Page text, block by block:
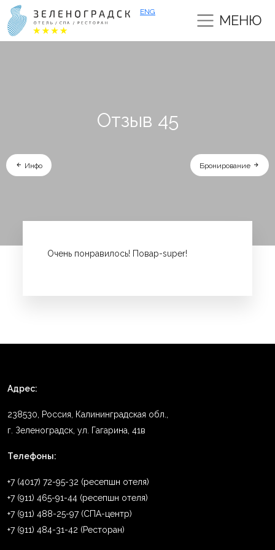
ENG
МЕНЮ
Отзыв 45
Инфо Бронирование
Очень понравилось! Повар-super!
Адрес:
238530, Россия, Калининградская обл.,
г. Зеленоградск, ул. Гагарина, 41в
Телефоны:
+7 (4017) 72-95-32 (ресепшн отеля)
+7 (911) 465-91-44 (ресепшн отеля)
+7 (911) 488-25-97 (СПА-центр)
+7 (911) 484-31-42 (Ресторан)